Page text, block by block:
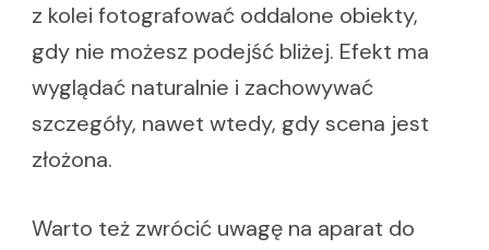
z kolei fotografować oddalone obiekty,
gdy nie możesz podejść bliżej. Efekt ma
wyglądać naturalnie i zachowywać
szczegóły, nawet wtedy, gdy scena jest
złożona.
Warto też zwrócić uwagę na aparat do